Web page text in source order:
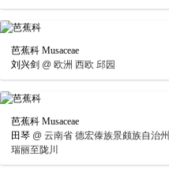
芭蕉科 Musaceae
刘兴剑 @ 欧洲 西欧 邱园
芭蕉科 Musaceae
田琴 @ 云南省 德宏傣族景颇族自治州
瑞丽至陇川